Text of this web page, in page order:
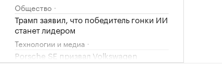
Общество
Трамп заявил, что победитель гонки ИИ
станет лидером
Технологии и медиа
Porsche SE призвал Volkswagen
сократить расходы